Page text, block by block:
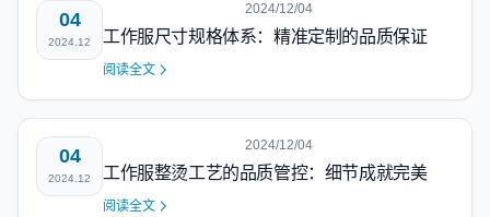
04
2024.12
2024/12/04
工作服尺寸规格体系：精准定制的品质保证
阅读全文
04
2024.12
2024/12/04
工作服整烫工艺的品质管控：细节成就完美
阅读全文